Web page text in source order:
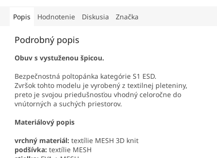
Popis Hodnotenie Diskusia Značka
Podrobný popis
Obuv s vystuženou špicou.
Bezpečnostná poltopánka kategórie S1 ESD.
Zvršok tohto modelu je vyrobený z textilnej pleteniny,
preto je svojou priedušnosťou vhodný celoročne do
vnútorných a suchých priestorov.
Materiálový popis
vrchný materiál: textílie MESH 3D knit
podšívka: textílie MESH